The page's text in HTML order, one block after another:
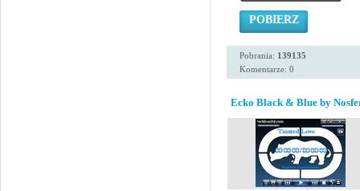
POBIERZ
Pobrania: 139135
Komentarze: 0
Ecko Black & Blue by